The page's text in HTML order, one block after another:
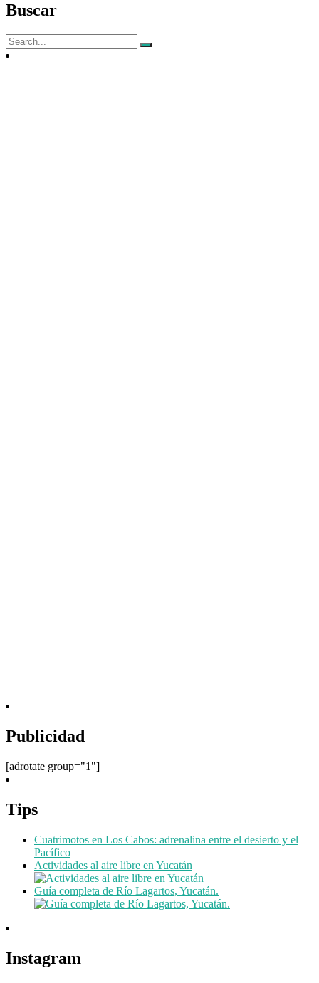
Buscar
Publicidad
[adrotate group="1"]
Tips
Cuatrimotos en Los Cabos: adrenalina entre el desierto y el
Pacífico
Actividades al aire libre en Yucatán
Guía completa de Río Lagartos, Yucatán.
Instagram